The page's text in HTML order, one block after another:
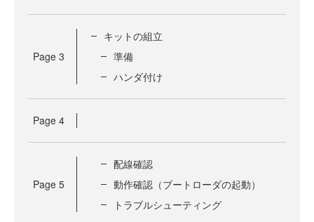
Page 3
キットの組立
準備
ハンダ付け
Page 4
Page 5
配線確認
動作確認（ブートローダの起動）
トラブルシューティング